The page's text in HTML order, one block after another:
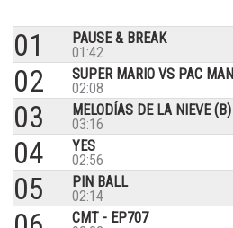
01
PAUSE & BREAK
01:42
02
SUPER MARIO VS PAC MAN
02:08
03
MELODÍAS DE LA NIEVE (B)
03:16
04
YES
02:56
05
PIN BALL
02:14
CMT - EP707